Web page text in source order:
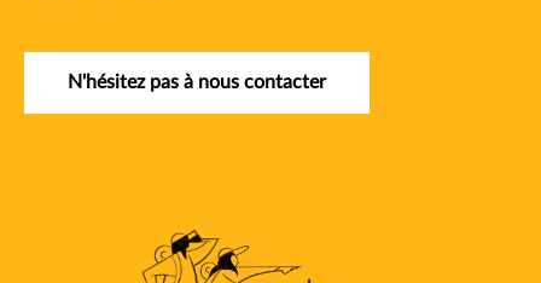
N'hésitez pas à nous contacter